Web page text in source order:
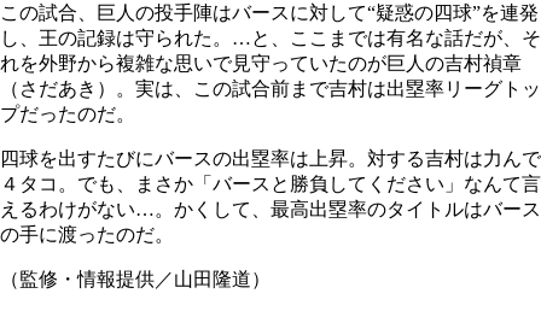
この試合、巨人の投手陣はバースに対して“疑惑の四球”を連発
し、王の記録は守られた。…と、ここまでは有名な話だが、そ
れを外野から複雑な思いで見守っていたのが巨人の吉村禎章
（さだあき）。実は、この試合前まで吉村は出塁率リーグトッ
プだったのだ。
四球を出すたびにバースの出塁率は上昇。対する吉村は力んで
４タコ。でも、まさか「バースと勝負してください」なんて言
えるわけがない…。かくして、最高出塁率のタイトルはバース
の手に渡ったのだ。
（監修・情報提供／山田隆道）